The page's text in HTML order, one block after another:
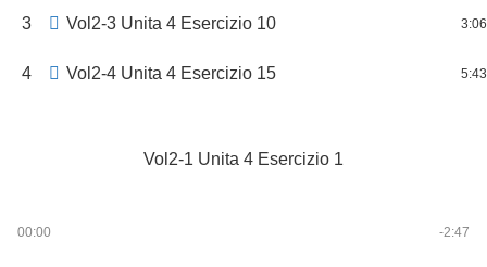
3 Vol2-3 Unita 4 Esercizio 10 3:06
4 Vol2-4 Unita 4 Esercizio 15 5:43
Vol2-1 Unita 4 Esercizio 1
00:00 -2:47